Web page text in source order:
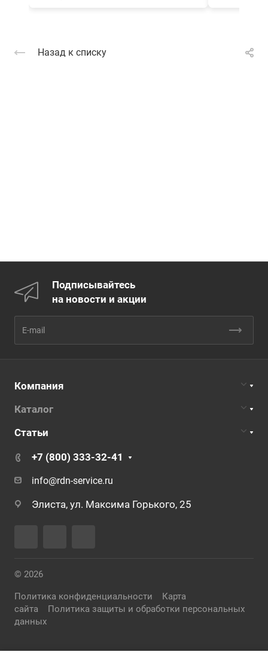
Назад к списку
Подписывайтесь
на новости и акции
Компания
Каталог
Статьи
+7 (800) 333-32-41
info@rdn-service.ru
Элиста, ул. Максима Горького, 25
© 2026
Политика конфиденциальности
Карта
сайта
Политика защиты и обработки персональных
данных